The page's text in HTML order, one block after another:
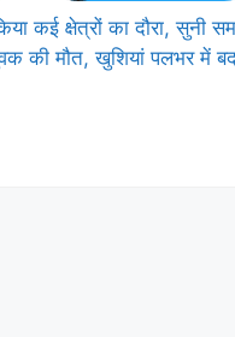
कई क्षेत्रों का दौरा, सुनी
की मौत, खुशियां पलभर में